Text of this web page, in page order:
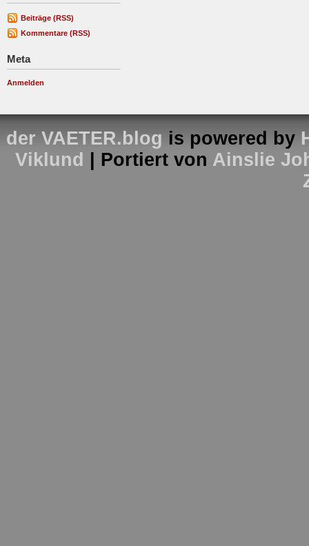
Beiträge (RSS)
Kommentare (RSS)
Meta
Anmelden
der VAETER.blog is powered by
Viklund
| Portiert von Ainslie